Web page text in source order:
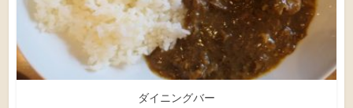
ダイニングバー